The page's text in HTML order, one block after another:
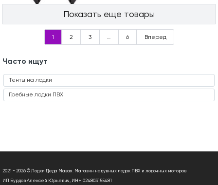
Показать еще товары
1 2 3 … 6 Вперед
Часто ищут
Тенты на лодки
Гребные лодки ПВХ
2021 - 2026 © Лодки Деда Мазая. Магазин надувных лодок ПВХ и лодочных моторов
ИП Бурдов Алексей Юрьевич, ИНН 024803155481